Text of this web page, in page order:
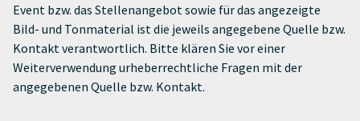
Event bzw. das Stellenangebot sowie für das angezeigte
Bild- und Tonmaterial ist die jeweils angegebene Quelle bzw.
Kontakt verantwortlich. Bitte klären Sie vor einer
Weiterverwendung urheberrechtliche Fragen mit der
angegebenen Quelle bzw. Kontakt.